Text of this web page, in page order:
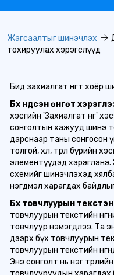
Жагсаалтыг шинэчлэх
тохируулах хэрэгслүүд
Бид захиалгат өнгөт хоёр
Бүх үндсэн өнгөт
хэсгийн 'Захиалгат өнгө'
сонголтын хажууд шинэ
дарснаар таны сонгосон
толгой, хөл, төрөл бүрийн
элементүүдэд хэрэглэнэ.
схемийг шинэчлэхэд
нэгдмэл харагдах
Бүх товчлуурын
товчлуурын текстийн
товчлуур нэмэгдлээ. Та
дээрх бүх товчлуурын
товчлуурын текстийн
Энэ сонголт нь нэг